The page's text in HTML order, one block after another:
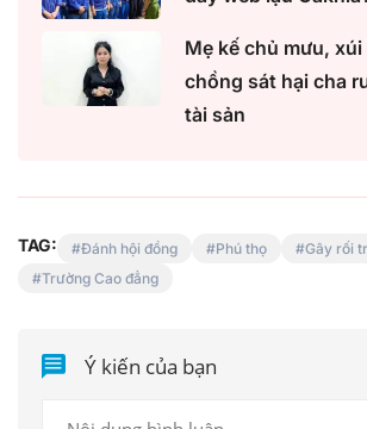
Mẹ kế chủ mưu,
chồng sát hại cha
tài sản
TAG: Đánh hội đồng Phú thọ
Gây rối
Trường Cao đẳng
Ý kiến của bạn